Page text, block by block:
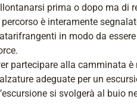
prima o dopo ma di
percorso è interamente
in modo da
partecipare alla camminata
adeguate per un
si svolgerà al buio